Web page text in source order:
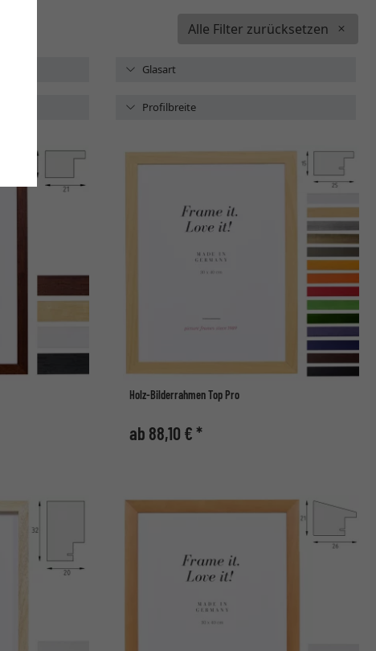
Alle Filter zurücksetzen
Glasart
Profilbreite
Holz-Bilderrahmen Top Pro
ab 88,10 € *